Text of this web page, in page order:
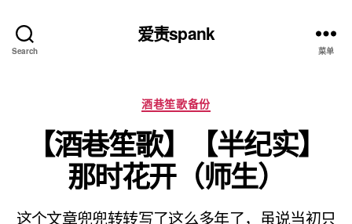
Search
爱责spank
菜单
分
类
酒巷笙歌备份
【酒巷笙歌】【半纪实】
那时花开（师生）
这个文章兜兜转转写了这么多年了，虽说当初只